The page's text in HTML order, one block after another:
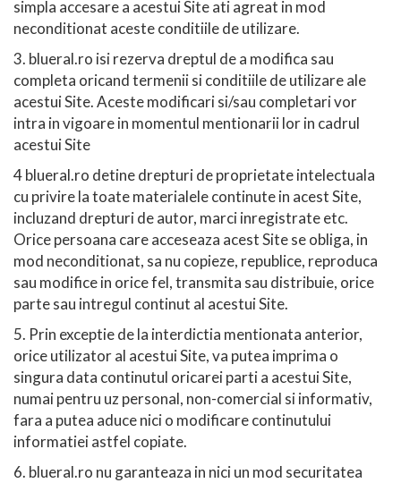
simpla accesare a acestui Site ati agreat in mod
neconditionat aceste conditiile de utilizare.
3. blueral.ro isi rezerva dreptul de a modifica sau
completa oricand termenii si conditiile de utilizare ale
acestui Site. Aceste modificari si/sau completari vor
intra in vigoare in momentul mentionarii lor in cadrul
acestui Site
4 blueral.ro detine drepturi de proprietate intelectuala
cu privire la toate materialele continute in acest Site,
incluzand drepturi de autor, marci inregistrate etc.
Orice persoana care acceseaza acest Site se obliga, in
mod neconditionat, sa nu copieze, republice, reproduca
sau modifice in orice fel, transmita sau distribuie, orice
parte sau intregul continut al acestui Site.
5. Prin exceptie de la interdictia mentionata anterior,
orice utilizator al acestui Site, va putea imprima o
singura data continutul oricarei parti a acestui Site,
numai pentru uz personal, non-comercial si informativ,
fara a putea aduce nici o modificare continutului
informatiei astfel copiate.
6. blueral.ro nu garanteaza in nici un mod securitatea